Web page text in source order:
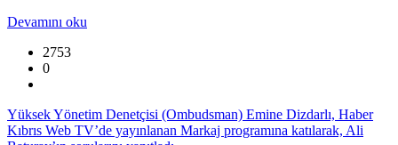
Devamını oku
2753
0
Yüksek Yönetim Denetçisi (Ombudsman) Emine Dizdarlı, Haber
Kıbrıs Web TV’de yayınlanan Markaj programına katılarak, Ali